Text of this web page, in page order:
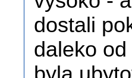
dostali
daleko